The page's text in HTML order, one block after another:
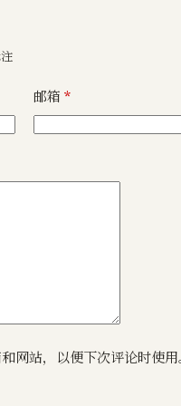
邮箱 *
网站，以便下次评论时使